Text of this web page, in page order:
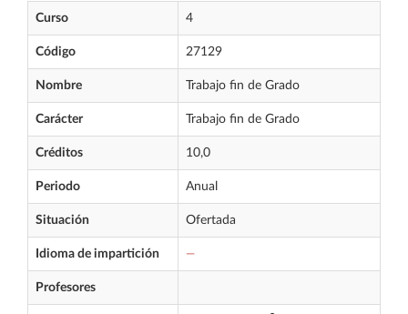
Curso 4
Código 27129
Nombre Trabajo fin de Grado
Carácter Trabajo fin de Grado
Créditos 10,0
Periodo Anual
Situación Ofertada
Idioma de impartición —
Profesores